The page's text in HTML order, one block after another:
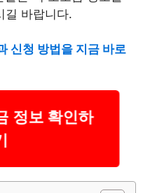
길 바랍니다.
신청 방법을 지금 바로
정보 확인하